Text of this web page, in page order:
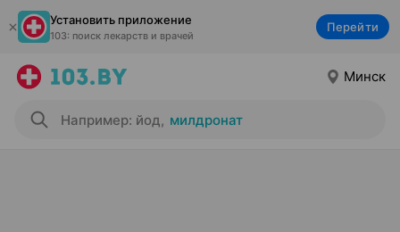
Установить приложение
103: поиск лекарств и врачей
Перейти
Минск
Например: йод, милдронат